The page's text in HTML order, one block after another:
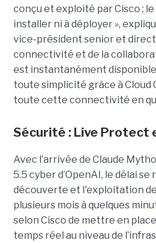
conçu et exploité par Cisco ;
installer ni à déployer »,
vice-président senior et
connectivité et de la
est instantanément
toute simplicité grâce à
toute cette connectivité en
Sécurité : Live Protect
Avec l’arrivée de Claude
5.5 cyber d’OpenAI, le délai
découverte et l'exploitation
plusieurs mois à quelques
selon Cisco de mettre en
temps réel au niveau de